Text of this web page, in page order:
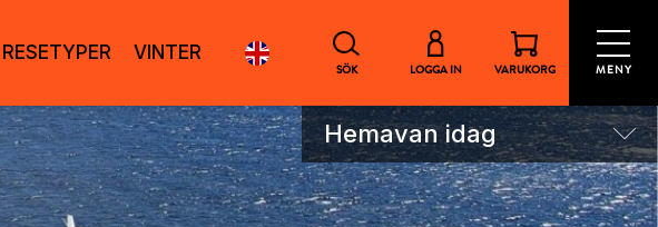
RESETYPER VINTER
SÖK LOGGA IN VARUKORG MENY
Hemavan idag